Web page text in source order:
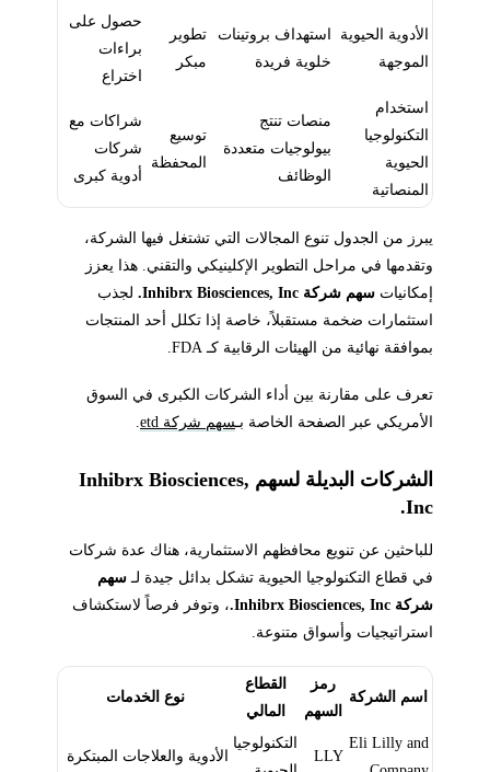
الأدوية الحيوية
الموجهة
استهداف بروتينات
خلوية فريدة
تطوير
مبكر
حصول على
براءات
اختراع
استخدام
التكنولوجيا
الحيوية
المنصاتية
منصات تنتج
بيولوجيات متعددة
الوظائف
توسيع
المحفظة
شراكات مع
شركات
أدوية كبرى
يبرز من الجدول تنوع المجالات التي تشتغل فيها الشركة،
وتقدمها في مراحل التطوير الإكلينيكي والتقني. هذا يعزز
إمكانيات سهم شركة Inhibrx Biosciences, Inc.
لجذب
استثمارات ضخمة مستقبلاً، خاصة إذا تكلل أحد المنتجات
بموافقة نهائية من الهيئات الرقابية كـ FDA.
تعرف على مقارنة بين أداء الشركات الكبرى في السوق
الأمريكي عبر الصفحة الخاصة بـسهم شركة etd .
الشركات البديلة لسهم Inhibrx Biosciences,
Inc.
للباحثين عن تنويع محافظهم الاستثمارية، هناك عدة شركات
في قطاع التكنولوجيا الحيوية تشكل بدائل جيدة لـ سهم
شركة Inhibrx Biosciences, Inc.
، وتوفر فرصاً لاستكشاف
استراتيجيات وأسواق متنوعة.
اسم الشركة
رمز
السهم
القطاع
المالي
نوع الخدمات
Eli Lilly and
LLY
التكنولوجيا
الأدوية والعلاجات المبتكرة